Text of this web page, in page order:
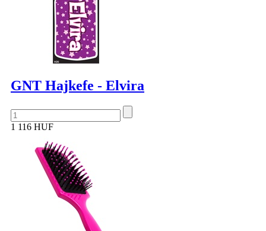
GNT Hajkefe - Elvira
1 116 HUF